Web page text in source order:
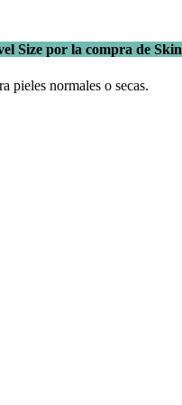
Size por la compra de
pieles normales o secas.